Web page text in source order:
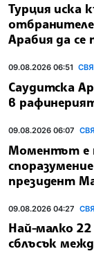
Турция иска
Арабия да се
09.08.2026 06:51
Саудитска
в
09.08.2026 06:07
Моментът е
президент
09.08.2026 04:27
Най-малко 22
сблъсък